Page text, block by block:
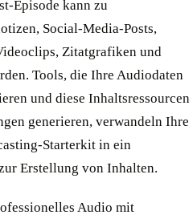
Episode kann zu
Social-Media-Posts,
Zitatgrafiken und
Tools, die Ihre Audiodaten
und diese Inhaltsressourcen
generieren, verwandeln Ihre
Starterkit in ein
Erstellung von Inhalten.
Audio mit